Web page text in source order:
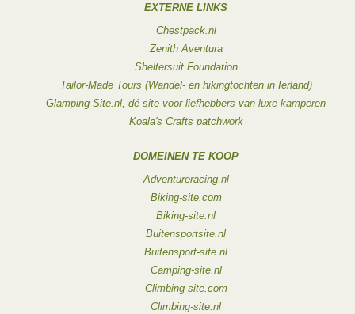
EXTERNE LINKS
Chestpack.nl
Zenith Aventura
Sheltersuit Foundation
Tailor-Made Tours (Wandel- en hikingtochten in Ierland)
Glamping-Site.nl, dé site voor liefhebbers van luxe kamperen
Koala's Crafts patchwork
DOMEINEN TE KOOP
Adventureracing.nl
Biking-site.com
Biking-site.nl
Buitensportsite.nl
Buitensport-site.nl
Camping-site.nl
Climbing-site.com
Climbing-site.nl